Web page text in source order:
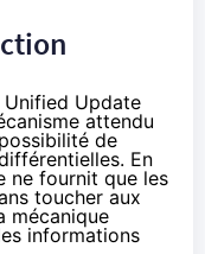
Unified Update
attendu
de
En
ne fournit que les
toucher aux
mécanique
informations